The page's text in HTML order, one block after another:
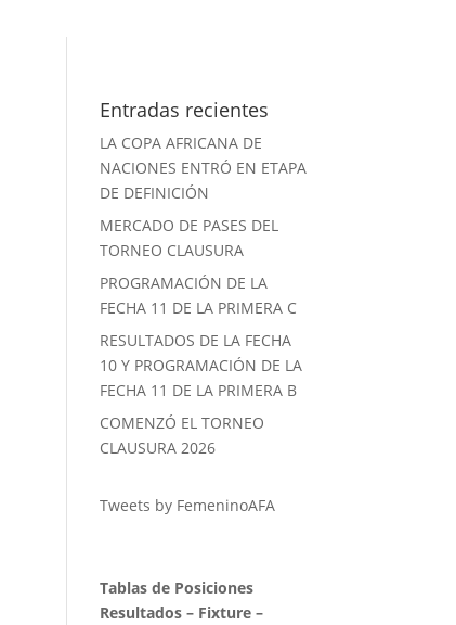
Entradas recientes
LA COPA AFRICANA DE
NACIONES ENTRÓ EN ETAPA
DE DEFINICIÓN
MERCADO DE PASES DEL
TORNEO CLAUSURA
PROGRAMACIÓN DE LA
FECHA 11 DE LA PRIMERA C
RESULTADOS DE LA FECHA
10 Y PROGRAMACIÓN DE LA
FECHA 11 DE LA PRIMERA B
COMENZÓ EL TORNEO
CLAUSURA 2026
Tweets by FemeninoAFA
Tablas de Posiciones
Resultados – Fixture –